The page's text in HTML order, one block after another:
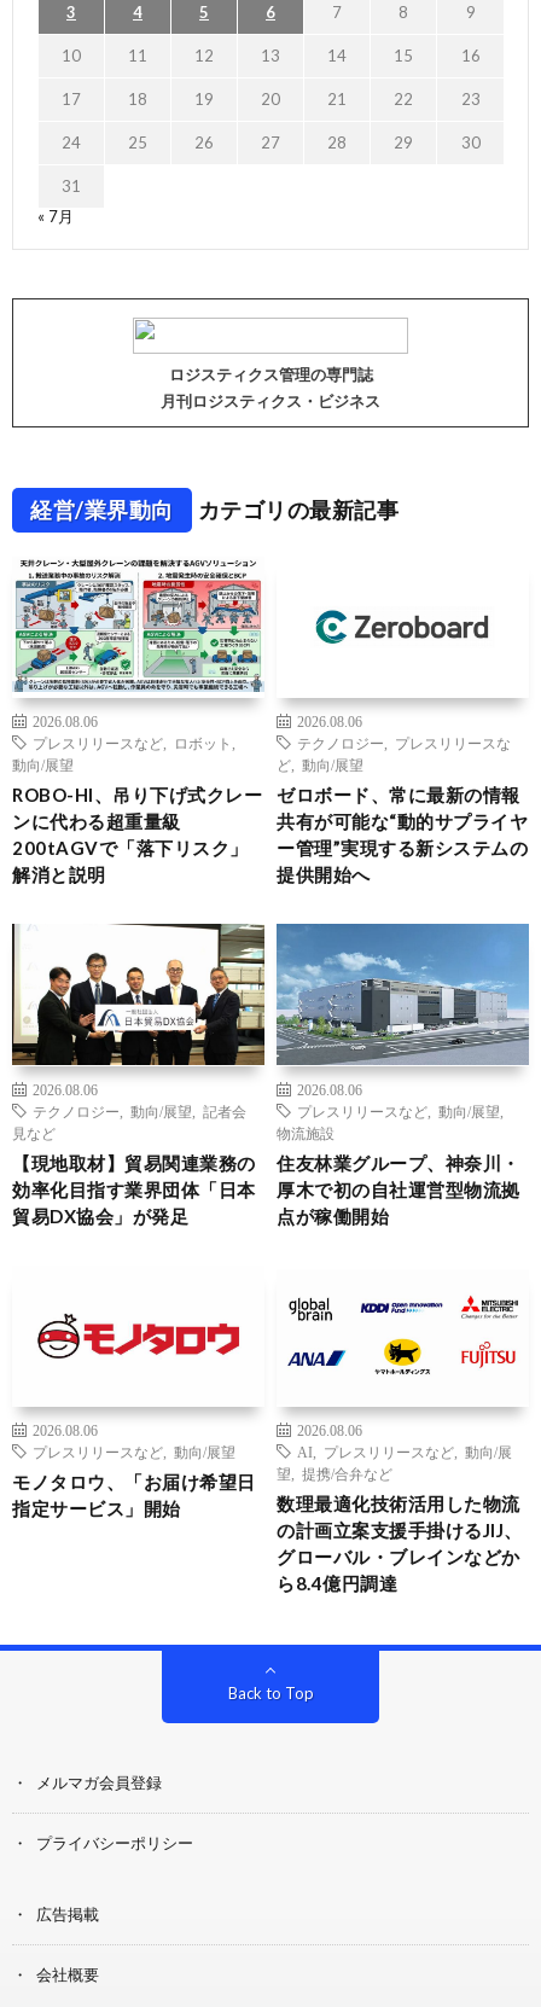
3 4 5 6 7 8 9
10 11 12 13 14 15 16
17 18 19 20 21 22 23
24 25 26 27 28 29 30
31
« 7月
ロジスティクス管理の専門誌
月刊ロジスティクス・ビジネス
経営/業界動向 カテゴリの最新記事
2026.08.06
プレスリリースなど
ロボット
動向/展望
ROBO-HI、吊り下げ式クレー
ンに代わる超重量級
200tAGVで「落下リスク」
解消と説明
2026.08.06
テクノロジー
プレスリリースな
ど
動向/展望
ゼロボード、常に最新の情報
共有が可能な“動的サプライヤ
ー管理”実現する新システムの
提供開始へ
2026.08.06
テクノロジー
動向/展望
記者会
見など
【現地取材】貿易関連業務の
効率化目指す業界団体「日本
貿易DX協会」が発足
2026.08.06
プレスリリースなど
動向/展望
物流施設
住友林業グループ、神奈川・
厚木で初の自社運営型物流拠
点が稼働開始
2026.08.06
プレスリリースなど
動向/展望
モノタロウ、「お届け希望日
指定サービス」開始
2026.08.06
AI
プレスリリースなど
動向/展
望
提携/合弁など
数理最適化技術活用した物流
の計画立案支援手掛けるJIJ、
グローバル・ブレインなどか
ら8.4億円調達
Back to Top
メルマガ会員登録
プライバシーポリシー
広告掲載
会社概要